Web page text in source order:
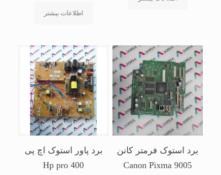
اطلاعات بیشتر
برد استوک فرمتر کانن
Canon Pixma 9005
برد پاور استوک اچ پی
Hp pro 400